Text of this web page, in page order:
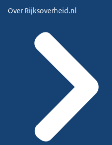
Over Rijksoverheid.nl